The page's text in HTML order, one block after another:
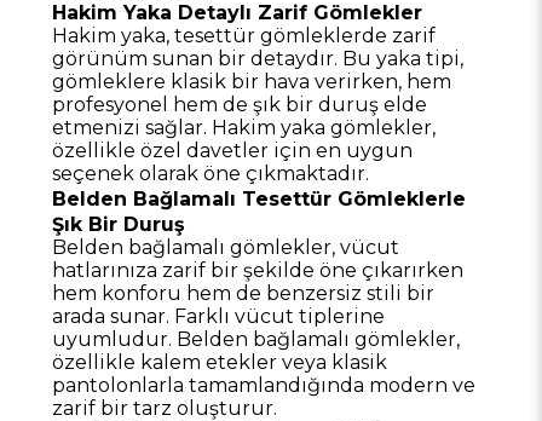
Hakim Yaka Detaylı Zarif Gömlekler
Hakim yaka, tesettür gömleklerde zarif
görünüm sunan bir detaydır. Bu yaka tipi,
gömleklere klasik bir hava verirken, hem
profesyonel hem de şık bir duruş elde
etmenizi sağlar. Hakim yaka gömlekler,
özellikle özel davetler için en uygun
seçenek olarak öne çıkmaktadır.
Belden Bağlamalı Tesettür Gömleklerle
Şık Bir Duruş
Belden bağlamalı gömlekler, vücut
hatlarınıza zarif bir şekilde öne çıkarırken
hem konforu hem de benzersiz stili bir
arada sunar. Farklı vücut tiplerine
uyumludur. Belden bağlamalı gömlekler,
özellikle kalem etekler veya klasik
pantolonlarla tamamlandığında modern ve
zarif bir tarz oluşturur.